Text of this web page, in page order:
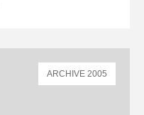
ARCHIVE 2005